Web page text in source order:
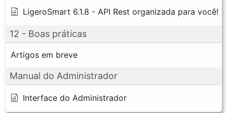
LigeroSmart 6.1.8 - API Rest organizada para você!
12 - Boas práticas
Artigos em breve
Manual do Administrador
Interface do Administrador